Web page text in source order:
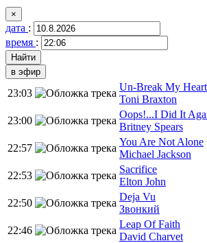
×
дата :
время :
в эфир
23:03
Un-Break My Heart
Toni Braxton
23:00
Oops!...I Did It
Britney Spears
22:57
You Are Not Alone
Michael Jackson
22:53
Sacrifice
Elton John
22:50
Deja Vu
Звонкий
22:46
Leap Of Faith
David Charvet